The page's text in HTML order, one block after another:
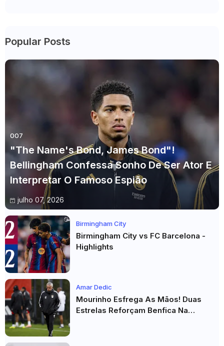
Popular Posts
007
"The Name's Bond, James Bond"!
Bellingham Confessa Sonho De Ser Ator E
Interpretar O Famoso Espião
julho 07, 2026
Birmingham City
Birmingham City vs FC Barcelona -
Highlights
Amar Dedic
Mourinho Esfrega As Mãos! Duas
Estrelas Reforçam Benfica Na